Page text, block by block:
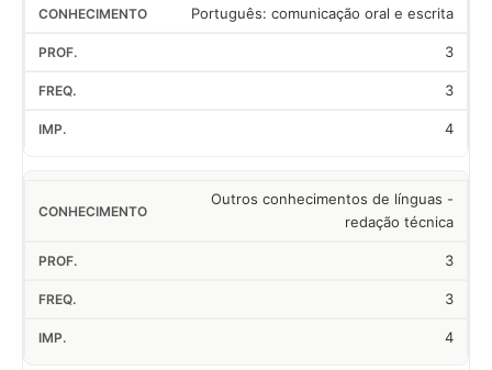
Português: comunicação oral e escrita
3
3
4
Outros conhecimentos de línguas -
redação técnica
3
3
4